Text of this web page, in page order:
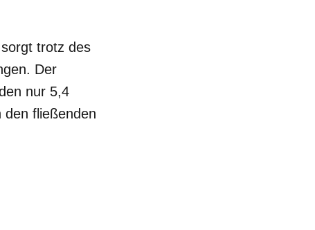
trotz des
Der
nur 5,4
den fließenden